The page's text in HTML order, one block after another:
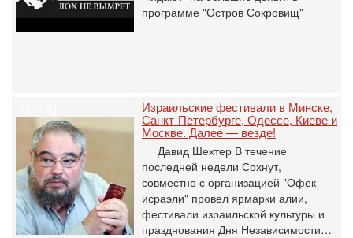
программе "Остров Сокровищ"
Израильские фестивали в Минске,
Санкт-Петербурге, Одессе, Киеве и
Москве. Далее — везде!
Давид Шехтер В течение
последней недели Сохнут,
совместно с организацией "Офек
исраэли" провел ярмарки алии,
фестивали израильской культуры и
празднования Дня Независимости…